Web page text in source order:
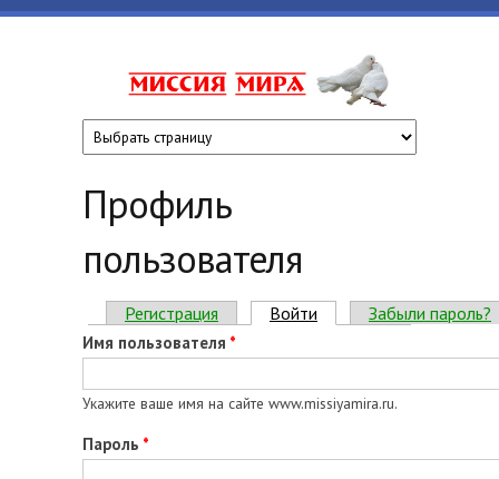
Профиль
пользователя
Главные вкладки
Регистрация Войти (активная вкладка)
Забыли пароль?
Имя пользователя *
Укажите ваше имя на сайте www.missiyamira.ru.
Пароль *